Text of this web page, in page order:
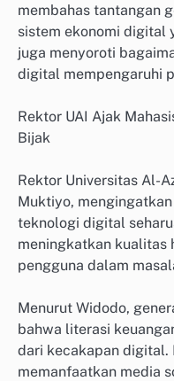
membahas tantangan
sistem ekonomi digital
juga menyoroti
digital mempengaruhi
Rektor UAI Ajak
Bijak
Rektor Universitas Al-
Muktiyo,
teknologi digital
meningkatkan kualitas
pengguna dalam
Menurut Widodo,
bahwa literasi
dari kecakapan digital.
memanfaatkan media